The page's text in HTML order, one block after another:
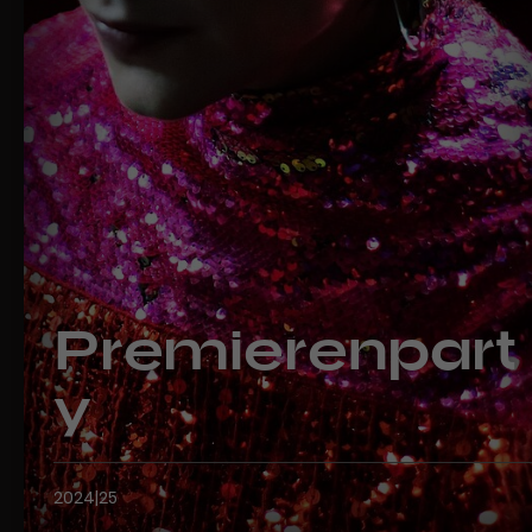
verschiedene Websites hinweg.
Premierenpart
y
2024|25